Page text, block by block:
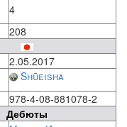
4
208
2.05.2017
Shūeisha
978-4-08-881078-2
Дебюты